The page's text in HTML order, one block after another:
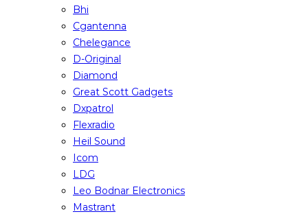
Bhi
Cgantenna
Chelegance
D-Original
Diamond
Great Scott Gadgets
Dxpatrol
Flexradio
Heil Sound
Icom
LDG
Leo Bodnar Electronics
Mastrant